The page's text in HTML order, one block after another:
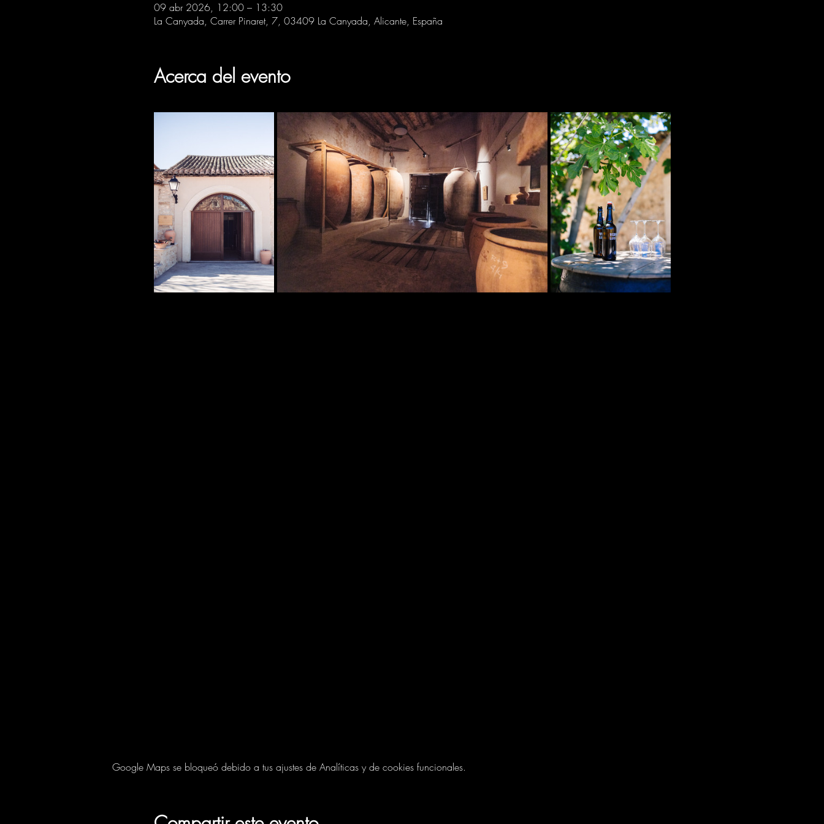
09 abr 2026, 12:00 – 13:30
La Canyada, Carrer Pinaret, 7, 03409 La Canyada, Alicante, España
Acerca del evento
Google Maps se bloqueó debido a tus ajustes de Analíticas y de cookies funcionales.